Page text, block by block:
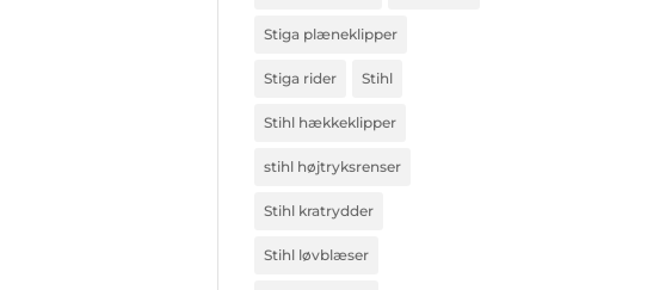
Stiga plæneklipper
Stiga rider Stihl
Stihl hækkeklipper
stihl højtryksrenser
Stihl kratrydder
Stihl løvblæser